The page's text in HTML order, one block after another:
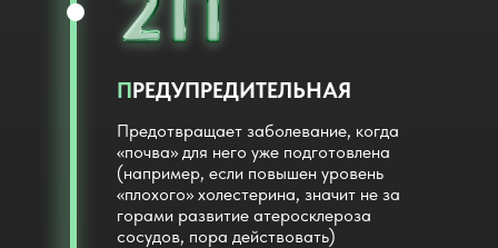
Предотвращает заболевание, когда
«почва» для него уже подготовлена
(например, если повышен уровень
«плохого» холестерина, значит не за
горами развитие атеросклероза
сосудов, пора действовать)
ПРЕДУПРЕДИТЕЛЬНАЯ